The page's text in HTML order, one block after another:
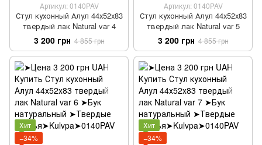
Артикул: 0140PAV
Стул кухонный Алул 44х52х83
твердый лак Natural var 4
3 200 грн 4 855 грн
Артикул: 0140PAV
Стул кухонный Алул 44х52х83
твердый лак Natural var 5
3 200 грн 4 855 грн
Хит
−34%
Хит
−34%